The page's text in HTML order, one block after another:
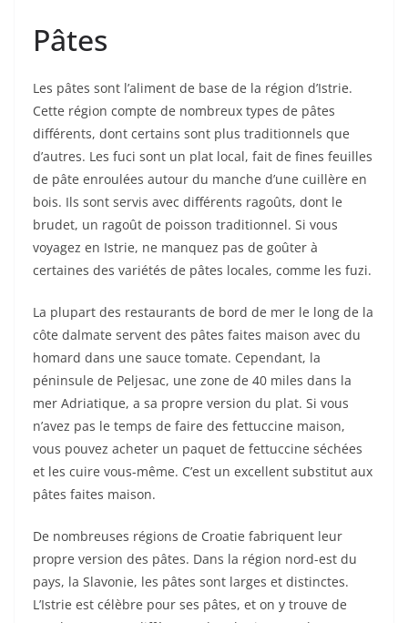
Pâtes
Les pâtes sont l’aliment de base de la région d’Istrie.
Cette région compte de nombreux types de pâtes
différents, dont certains sont plus traditionnels que
d’autres. Les fuci sont un plat local, fait de fines feuilles
de pâte enroulées autour du manche d’une cuillère en
bois. Ils sont servis avec différents ragoûts, dont le
brudet, un ragoût de poisson traditionnel. Si vous
voyagez en Istrie, ne manquez pas de goûter à
certaines des variétés de pâtes locales, comme les fuzi.
La plupart des restaurants de bord de mer le long de la
côte dalmate servent des pâtes faites maison avec du
homard dans une sauce tomate. Cependant, la
péninsule de Peljesac, une zone de 40 miles dans la
mer Adriatique, a sa propre version du plat. Si vous
n’avez pas le temps de faire des fettuccine maison,
vous pouvez acheter un paquet de fettuccine séchées
et les cuire vous-même. C’est un excellent substitut aux
pâtes faites maison.
De nombreuses régions de Croatie fabriquent leur
propre version des pâtes. Dans la région nord-est du
pays, la Slavonie, les pâtes sont larges et distinctes.
L’Istrie est célèbre pour ses pâtes, et on y trouve de